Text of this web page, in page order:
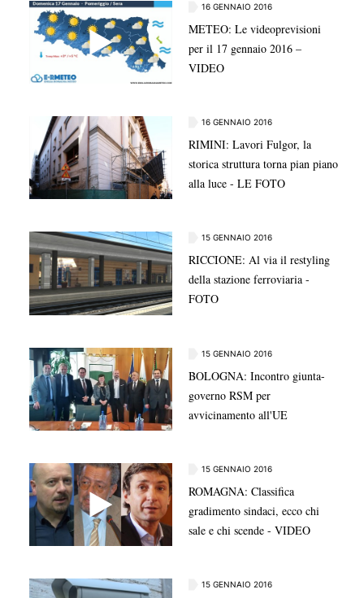
16 GENNAIO 2016
METEO: Le videoprevisioni
per il 17 gennaio 2016 –
VIDEO
16 GENNAIO 2016
RIMINI: Lavori Fulgor, la
storica struttura torna pian piano
alla luce - LE FOTO
15 GENNAIO 2016
RICCIONE: Al via il restyling
della stazione ferroviaria -
FOTO
15 GENNAIO 2016
BOLOGNA: Incontro giunta-
governo RSM per
avvicinamento all'UE
15 GENNAIO 2016
ROMAGNA: Classifica
gradimento sindaci, ecco chi
sale e chi scende - VIDEO
15 GENNAIO 2016